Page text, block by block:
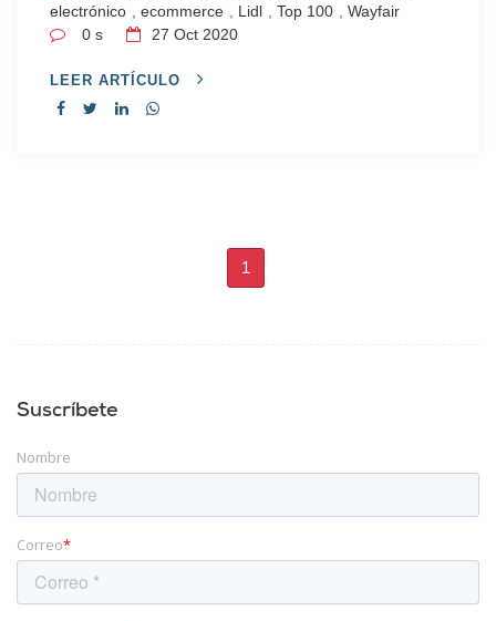
electrónico
ecommerce Lidl Top 100
Wayfair
0 s
27 Oct 2020
LEER ARTÍCULO
1
Suscríbete
Nombre
Correo*